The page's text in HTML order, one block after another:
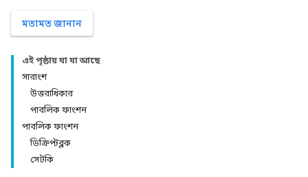
মতামত জানান
এই পৃষ্ঠায় যা যা আছে
সারাংশ
উত্তরাধিকার
পাবলিক ফাংশন
পাবলিক ফাংশন
ডিক্রিপ্টব্লক
সেটকি